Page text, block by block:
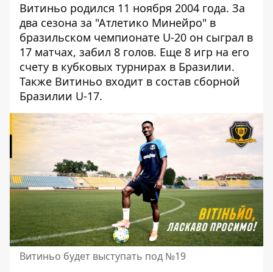
Витиньо родился 11 ноября 2004 года. За
два сезона за "Атлетико Минейро" в
бразильском чемпионате U-20 он сыграл в
17 матчах, забил 8 голов. Еще 8 игр на его
счету в кубковых турнирах в Бразилии.
Также Витиньо входит в состав сборной
Бразилии U-17.
Витиньо будет выступать под №19